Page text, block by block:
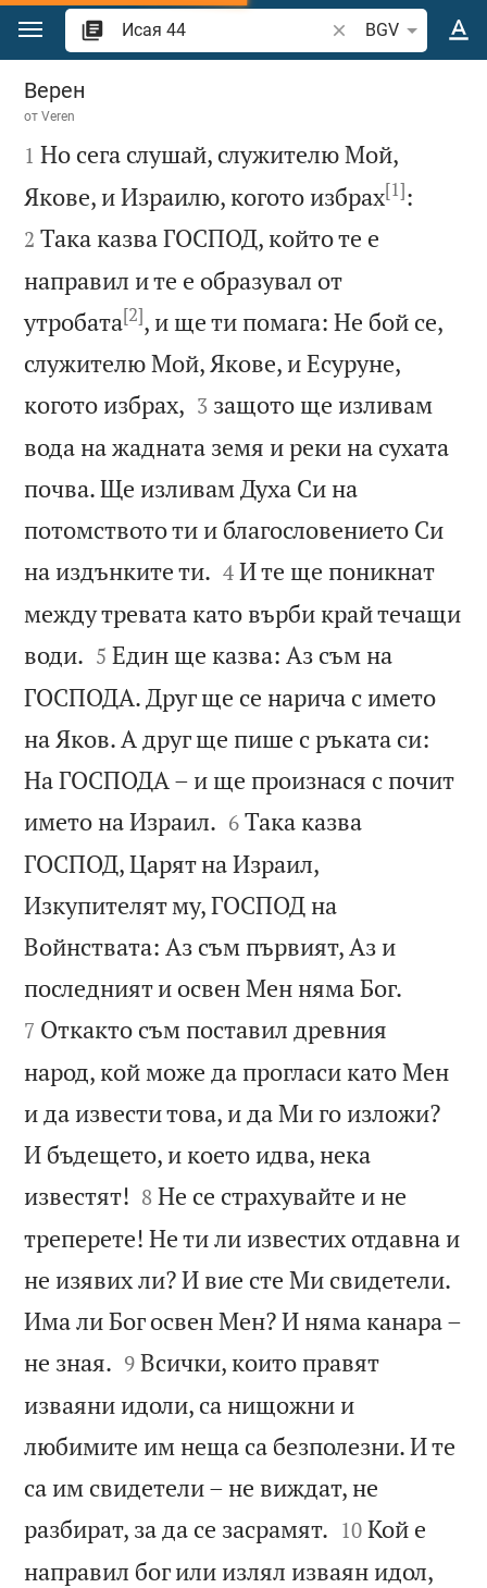
Преминете към съдържанието
Търсете стих или
BGV
Исая 44
Верен
отVeren

1 Но сега слушай, служителю Мой,
Якове, и Израилю, когото избрах[1]:
2 Така казва ГОСПОД, който те е
направил и те е образувал от
утробата[2], и ще ти помага: Не бой се,
служителю Мой, Якове, и Есуруне,
когото избрах, 

3 защото ще изливам
вода на жадната земя и реки на сухата
почва. Ще изливам Духа Си на
потомството ти и благословението Си
на издънките ти. 

4 И те ще поникнат
между тревата като върби край течащи
води. 

5 Един ще казва: Аз съм на
ГОСПОДА. Друг ще се нарича с името
на Яков. А друг ще пише с ръката си:
На ГОСПОДА – и ще произнася с почит
името на Израил. 

6 Така казва
ГОСПОД, Царят на Израил,
Изкупителят му, ГОСПОД на
Войнствата: Аз съм първият, Аз и
последният и освен Мен няма Бог.
7 Откакто съм поставил древния
народ, кой може да прогласи като Мен
и да извести това, и да Ми го изложи?
И бъдещето, и което идва, нека
известят! 

8 Не се страхувайте и не
треперете! Не ти ли известих отдавна и
не изявих ли? И вие сте Ми свидетели.
Има ли Бог освен Мен? И няма канара –
не зная. 

9 Всички, които правят
изваяни идоли, са нищожни и
любимите им неща са безполезни. И те
са им свидетели – не виждат, не
разбират, за да се засрамят. 

10 Кой е
направил бог или излял изваян идол,